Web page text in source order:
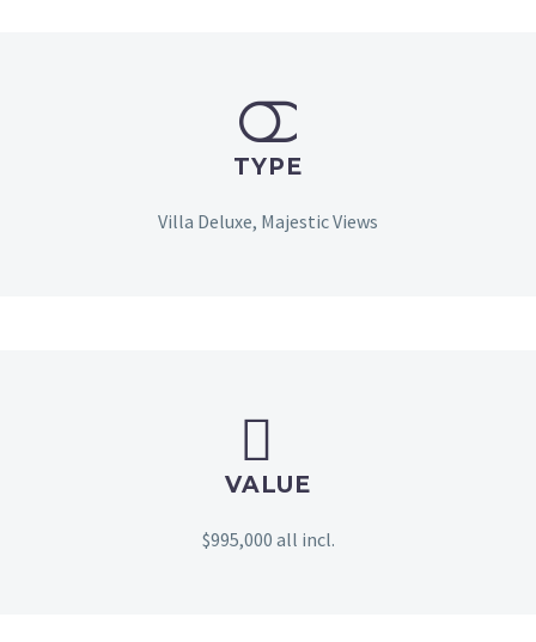


TYPE
Villa Deluxe, Majestic Views


VALUE
$995,000 all incl.